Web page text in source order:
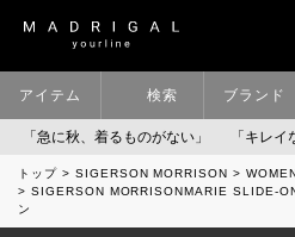
秋、着るものがない」 「キレイなニット
アイテム 検索 ブランド
トップ SIGERSON MORRISON
SIGERSON MORRISONMARIE SLIDE-
ン